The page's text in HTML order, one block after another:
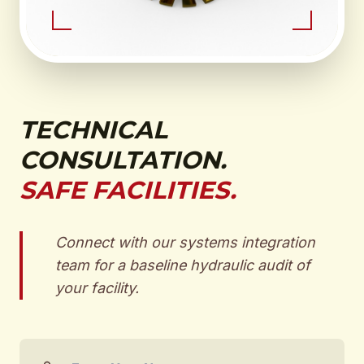
TECHNICAL
CONSULTATION.
SAFE FACILITIES.
Connect with our systems integration
team for a baseline hydraulic audit of
your facility.